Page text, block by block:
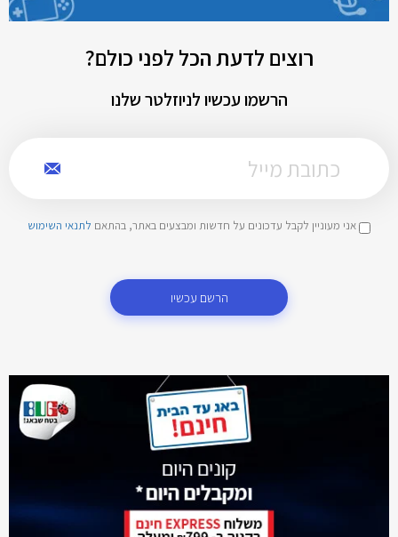
רוצים לדעת הכל לפני כולם?
הרשמו עכשיו לניוזלטר שלנו
אני מעוניין לקבל עדכונים על חדשות ומבצעים באתר, בהתאם לתנאי השימוש
הרשם עכשיו